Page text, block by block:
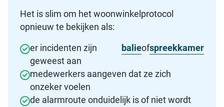
Het is slim om het woonwinkelprotocol
opnieuw te bekijken als:
er incidenten zijn
geweest aan
balieofspreekkamer
medewerkers aangeven dat ze zich
onzeker voelen
de alarmroute onduidelijk is of niet wordt